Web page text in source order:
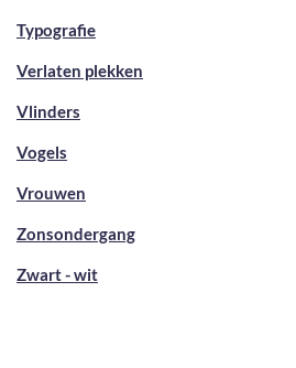
Typografie
Verlaten plekken
Vlinders
Vogels
Vrouwen
Zonsondergang
Zwart - wit